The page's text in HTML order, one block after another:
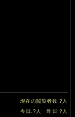
現在の閲覧者数. ? 人
今日. ? 人 昨日. ? 人